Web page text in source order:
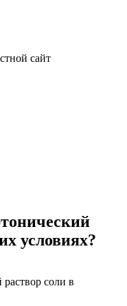
сайт
условиях?